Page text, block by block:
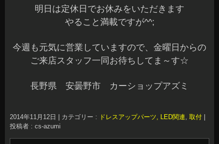
明日は定休日でお休みをいただきます
やること満載ですが^^;
今週も元気に営業していますので、金曜日からの
ご来店スタッフ一同お待ちしてま～す☆
長野県 安曇野市 カーショップアズミ
2014年11月12日 カテゴリー : ドレスアップパーツ, LED関連, 取付
投稿者 : cs-azumi